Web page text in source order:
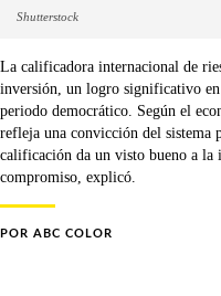
Shutterstock
La calificadora internacional de
inversión, un logro significativo
periodo democrático. Según el
refleja una convicción del sistema
calificación da un visto bueno a
compromiso, explicó.
POR ABC COLOR